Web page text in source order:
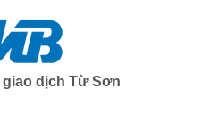
giao dịch Từ Sơn